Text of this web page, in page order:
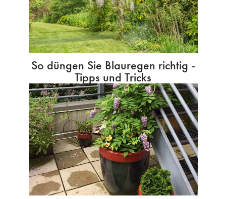
So düngen Sie Blauregen richtig -
Tipps und Tricks